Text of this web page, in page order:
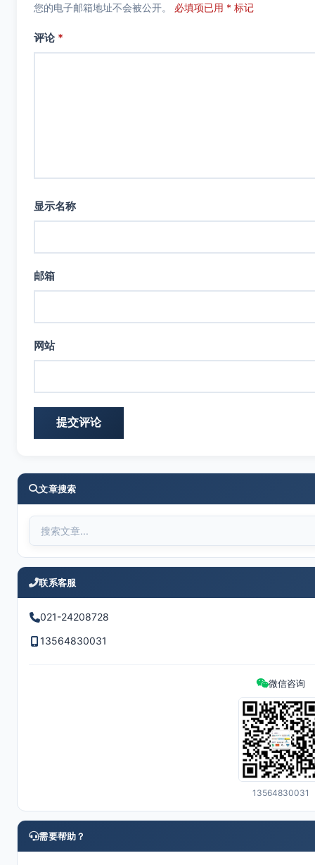
您的电子邮箱地址不会被公开。 必填项已用 * 标记
评论 *
显示名称
邮箱
网站
文章搜索
联系客服
021-24208728
13564830031
微信咨询
13564830031
需要帮助？